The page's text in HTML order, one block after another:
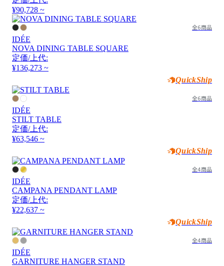
¥90,728 ~
全6商品
IDÉE
NOVA DINING TABLE SQUARE
定価/上代:
¥136,273 ~
QuickShip
全6商品
IDÉE
STILT TABLE
定価/上代:
¥63,546 ~
QuickShip
全4商品
IDÉE
CAMPANA PENDANT LAMP
定価/上代:
¥22,637 ~
QuickShip
全4商品
IDÉE
GARNITURE HANGER STAND